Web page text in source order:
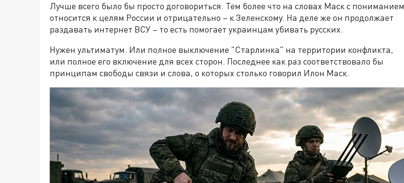
Лучше всего было бы просто договориться. Тем более что на словах Маск с пониманием
относится к целям России и отрицательно – к Зеленскому. На деле же он продолжает
раздавать интернет ВСУ – то есть помогает украинцам убивать русских.
Нужен ультиматум. Или полное выключение "Старлинка" на территории конфликта,
или полное его включение для всех сторон. Последнее как раз соответствовало бы
принципам свободы связи и слова, о которых столько говорил Илон Маск.